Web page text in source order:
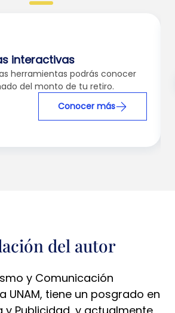
interactivas
herramientas podrás conocer
del monto de tu retiro.
Conocer más
del autor
y Comunicación
UNAM, tiene un posgrado en